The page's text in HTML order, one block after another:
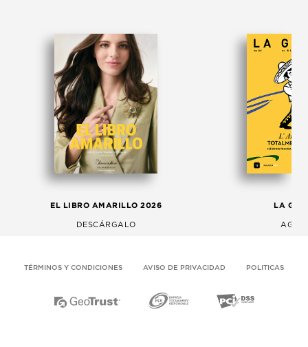
EL LIBRO AMARILLO 2026
DESCÁRGALO
LA
TÉRMINOS Y CONDICIONES AVISO DE PRIVACIDAD POLITICAS